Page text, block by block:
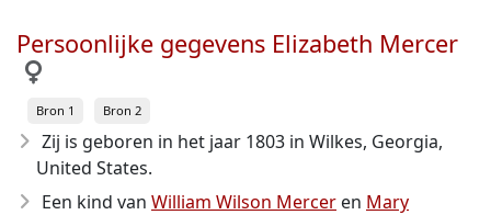
Persoonlijke gegevens Elizabeth Mercer
Bron 1 Bron 2
Zij is geboren in het jaar 1803 in Wilkes, Georgia,
United States.
Een kind van William Wilson Mercer en Mary